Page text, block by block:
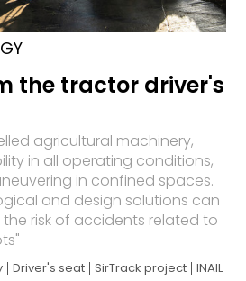
the tractor driver's
agricultural machinery,
in all operating conditions,
in confined spaces.
and design solutions can
risk of accidents related to
Driver's seat SirTrack project INAIL